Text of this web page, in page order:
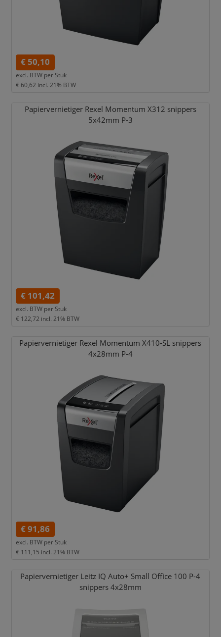
€ 50,10
excl. BTW per Stuk
€ 60,62 incl. 21% BTW
Papiervernietiger Rexel Momentum X312 snippers
5x42mm P-3
€ 101,42
excl. BTW per Stuk
€ 122,72 incl. 21% BTW
Papiervernietiger Rexel Momentum X410-SL snippers
4x28mm P-4
€ 91,86
excl. BTW per Stuk
€ 111,15 incl. 21% BTW
Papiervernietiger Leitz IQ Auto+ Small Office 100 P-4
snippers 4x28mm